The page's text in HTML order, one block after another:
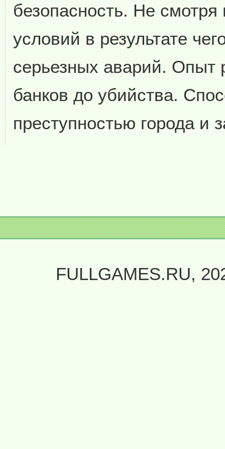
безопасность. Не
условий в результате
серьезных аварий. Опыт
банков до убийства.
преступностью города и
FULLGAMES.RU,